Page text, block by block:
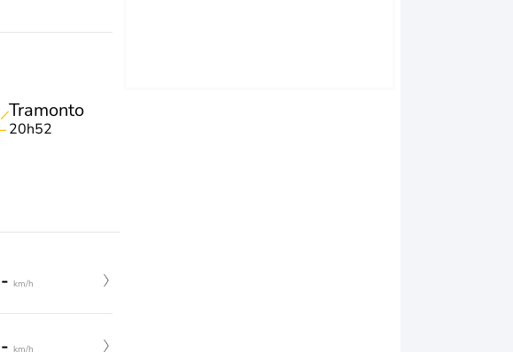
Tramonto
20h52
- km/h
- km/h